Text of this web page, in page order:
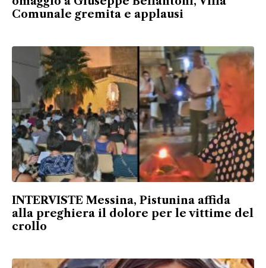
Comunale gremita e applausi
INTERVISTE Messina, Pistunina affida
alla preghiera il dolore per le vittime del
crollo